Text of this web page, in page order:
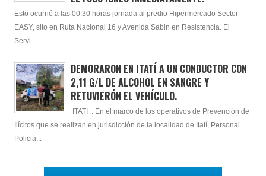
Esto ocurrió a las 00:30 horas jornada al predio Hipermercado Sector
EASY, sito en Ruta Nacional 16 y Avenida Sabin en Resistencia. El
Servi...
DEMORARON EN ITATÍ A UN CONDUCTOR CON
2,11 G/L DE ALCOHOL EN SANGRE Y
RETUVIERÓN EL VEHÍCULO.
ITATI : En el marco de los operativos de Prevención de
Ilícitos que se realizan en jurisdicción de la localidad de Itatí, Personal
Policia...